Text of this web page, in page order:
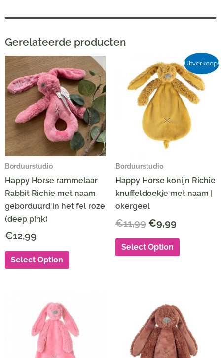
Gerelateerde producten
Borduurstudio
Happy Horse rammelaar
Rabbit Richie met naam
geborduurd in het fel roze
(deep pink)
€12,99
Select Option
Uitverkoop!
Borduurstudio
Happy Horse konijn Richie
knuffeldoekje met naam |
okergeel
€11,99
Oorspronkelijke
prijs
was:
€11,99.
€9,99
Huidige
prijs
is:
€9,99.
Select Option